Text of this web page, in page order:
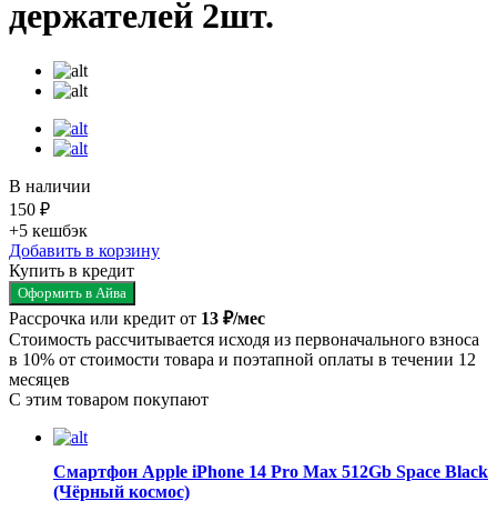
держателей 2шт.
В наличии
150 ₽
+5 кешбэк
Добавить в корзину
Купить в кредит
Оформить в Айва
Рассрочка или кредит от 13 ₽/мес
Стоимость рассчитывается исходя из первоначального взноса
в 10% от стоимости товара и поэтапной оплаты в течении 12
месяцев
С этим товаром покупают
Смартфон Apple iPhone 14 Pro Max 512Gb Space Black
(Чёрный космос)